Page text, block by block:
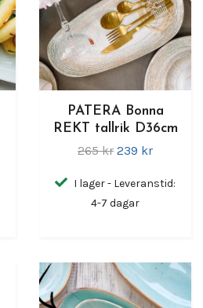
PATERA Bonna
REKT tallrik D36cm
265 kr 239 kr
I lager - Leveranstid:
4-7 dagar